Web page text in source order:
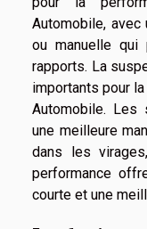
Automobile,
ou manuelle qui
rapports. La
importants pour
Automobile. Les
une meilleure
dans les
performance
courte et une